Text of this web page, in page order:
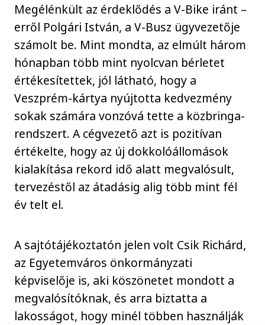
Megélénkült az érdeklődés a V-Bike iránt –
erről Polgári István, a V-Busz ügyvezetője
számolt be. Mint mondta, az elmúlt három
hónapban több mint nyolcvan bérletet
értékesítettek, jól látható, hogy a
Veszprém-kártya nyújtotta kedvezmény
sokak számára vonzóvá tette a közbringa-
rendszert. A cégvezető azt is pozitívan
értékelte, hogy az új dokkolóállomások
kialakítása rekord idő alatt megvalósult,
tervezéstől az átadásig alig több mint fél
év telt el.
A sajtótájékoztatón jelen volt Csik Richárd,
az Egyetemváros önkormányzati
képviselője is, aki köszönetet mondott a
megvalósítóknak, és arra biztatta a
lakosságot, hogy minél többen használják